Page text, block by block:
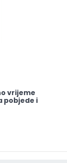
vrijeme
pobjede i